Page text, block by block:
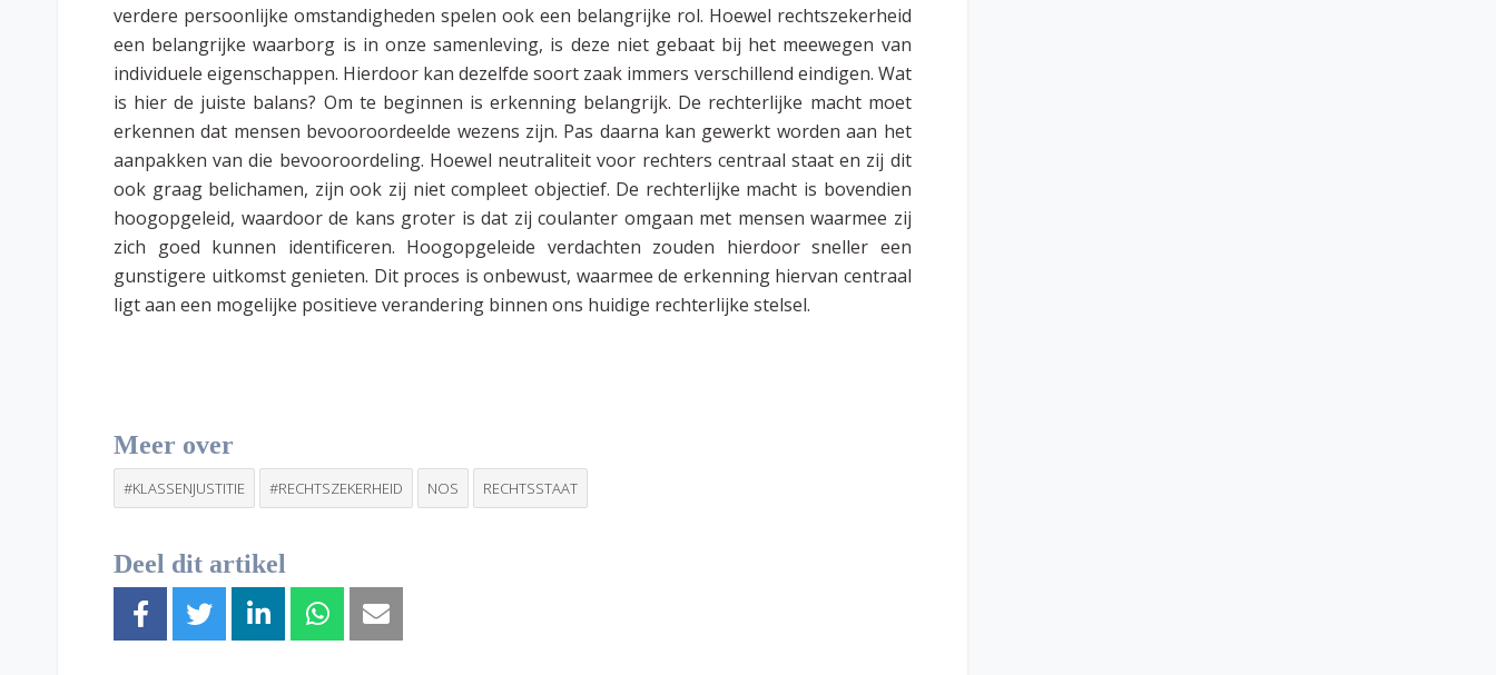
verdere persoonlijke omstandigheden spelen ook een belangrijke rol. Hoewel rechtszekerheid
een belangrijke waarborg is in onze samenleving, is deze niet gebaat bij het meewegen van
individuele eigenschappen. Hierdoor kan dezelfde soort zaak immers verschillend eindigen. Wat
is hier de juiste balans? Om te beginnen is erkenning belangrijk. De rechterlijke macht moet
erkennen dat mensen bevooroordeelde wezens zijn. Pas daarna kan gewerkt worden aan het
aanpakken van die bevooroordeling. Hoewel neutraliteit voor rechters centraal staat en zij dit
ook graag belichamen, zijn ook zij niet compleet objectief. De rechterlijke macht is bovendien
hoogopgeleid, waardoor de kans groter is dat zij coulanter omgaan met mensen waarmee zij
zich goed kunnen identificeren. Hoogopgeleide verdachten zouden hierdoor sneller een
gunstigere uitkomst genieten. Dit proces is onbewust, waarmee de erkenning hiervan centraal
ligt aan een mogelijke positieve verandering binnen ons huidige rechterlijke stelsel.
Meer over
#KLASSENJUSTITIE #RECHTSZEKERHEID NOS RECHTSSTAAT
Deel dit artikel